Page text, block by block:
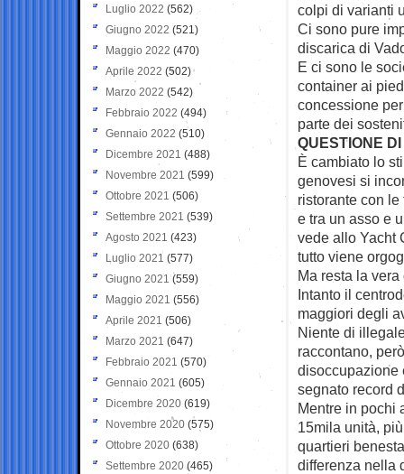
colpi di varianti
Ci sono pure
discarica di
E ci sono le
container ai
concessione
parte dei
QUESTIONE
È cambiato lo
genovesi si
ristorante con
e tra un asso e
vede allo Yacht
tutto viene
Ma resta la
Intanto il
maggiori degli
Niente di
raccontano,
disoccupazione
segnato record
Mentre in pochi
15mila unità,
quartieri
differenza nella
Luglio 2022 (562)
Giugno 2022 (521)
Maggio 2022 (470)
Aprile 2022 (502)
Marzo 2022 (542)
Febbraio 2022 (494)
Gennaio 2022 (510)
Dicembre 2021 (488)
Novembre 2021 (599)
Ottobre 2021 (506)
Settembre 2021 (539)
Agosto 2021 (423)
Luglio 2021 (577)
Giugno 2021(559)
Maggio 2021 (556)
Aprile 2021 (506)
Marzo 2021 (647)
Febbraio 2021 (570)
Gennaio 2021 (605)
Dicembre 2020 (619)
Novembre 2020 (575)
Ottobre 2020 (638)
Settembre 2020(465)